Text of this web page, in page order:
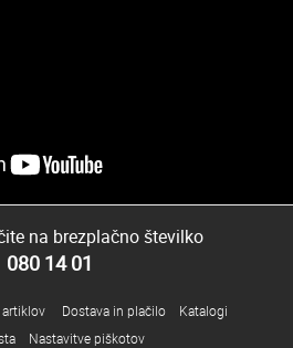
na brezplačno številko
080 14 01
Dostava in plačilo
Katalogi
Nastavitve piškotov